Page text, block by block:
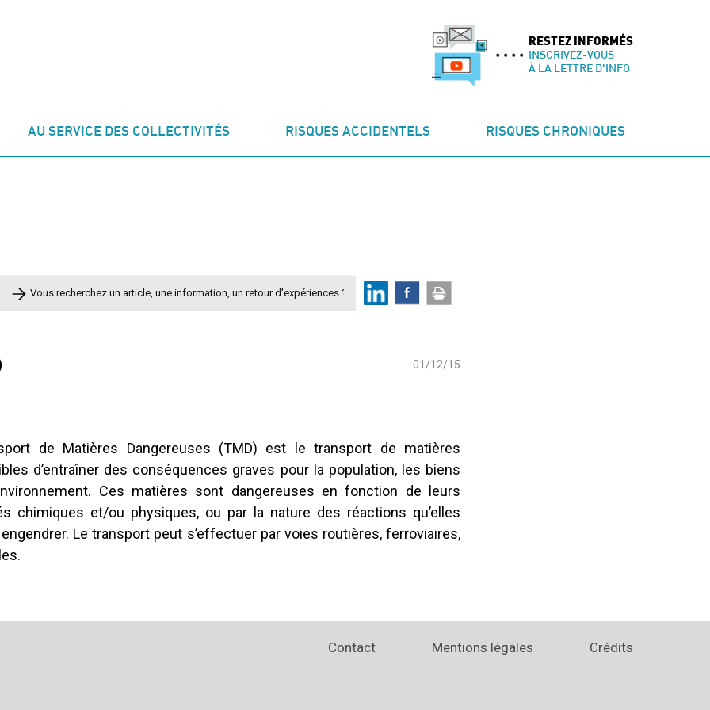
RESTEZ INFORMÉS
INSCRIVEZ-VOUS
À LA LETTRE D'INFO
AU SERVICE DES COLLECTIVITÉS RISQUES ACCIDENTELS RISQUES CHRONIQUES
Rechercher :
01/12/15
de Matières Dangereuses (TMD) est le transport de matières
d’entraîner des conséquences graves pour la population, les biens
Ces matières sont dangereuses en fonction de leurs
chimiques et/ou physiques, ou par la nature des réactions qu’elles
Le transport peut s’effectuer par voies routières, ferroviaires,
Contact Mentions légales Crédits